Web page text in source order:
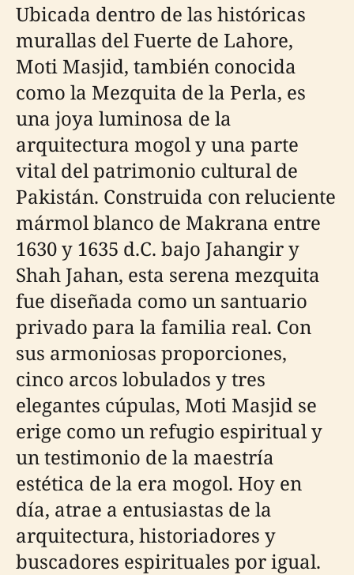
Ubicada dentro de las históricas
murallas del Fuerte de Lahore,
Moti Masjid, también conocida
como la Mezquita de la Perla, es
una joya luminosa de la
arquitectura mogol y una parte
vital del patrimonio cultural de
Pakistán. Construida con reluciente
mármol blanco de Makrana entre
1630 y 1635 d.C. bajo Jahangir y
Shah Jahan, esta serena mezquita
fue diseñada como un santuario
privado para la familia real. Con
sus armoniosas proporciones,
cinco arcos lobulados y tres
elegantes cúpulas, Moti Masjid se
erige como un refugio espiritual y
un testimonio de la maestría
estética de la era mogol. Hoy en
día, atrae a entusiastas de la
arquitectura, historiadores y
buscadores espirituales por igual.